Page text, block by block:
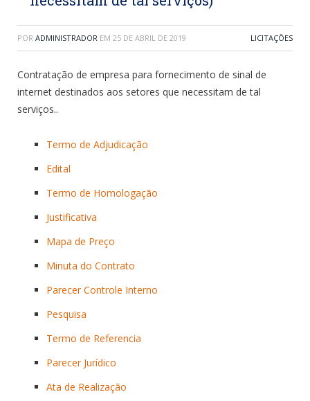
POR ADMINISTRADOR EM 25 DE ABRIL DE 2019 LICITAÇÕES
Contratação de empresa para fornecimento de sinal de
internet destinados aos setores que necessitam de tal
serviços..
Termo de Adjudicação
Edital
Termo de Homologação
Justificativa
Mapa de Preço
Minuta do Contrato
Parecer Controle Interno
Pesquisa
Termo de Referencia
Parecer Jurídico
Ata de Realização